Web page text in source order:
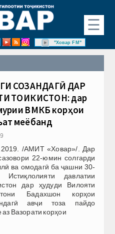
☰
"Ховар FM"
СОЗАНДАГӢ ДАР
ТОҶИКИСТОН: дар
ВМКБ корҳои
меёбанд
/АМИТ «Ховар»/. Дар
22-юмин солгарди
ва омодагӣ ба ҷашни 30-
давлатии
дар ҳудуди Вилояти
Бадахшон корҳои
авҷи тоза пайдо
Вазорати корҳои